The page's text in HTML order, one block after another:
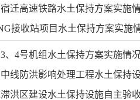
迁高速铁路水土保持方案实施
接收站项目水土保持方案实施
、4号机组水土保持方案实施情
线防洪影响处理工程水土保持
洪区建设水土保持设施自主验